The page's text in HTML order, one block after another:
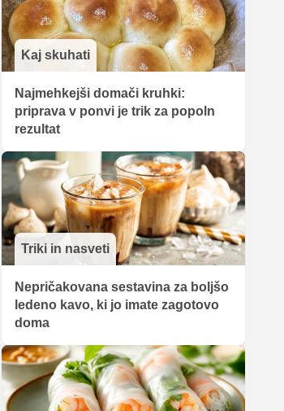
Kaj skuhati
Najmehkejši domači kruhki:
priprava v ponvi je trik za popoln
rezultat
Triki in nasveti
Nepričakovana sestavina za boljšo
ledeno kavo, ki jo imate zagotovo
doma